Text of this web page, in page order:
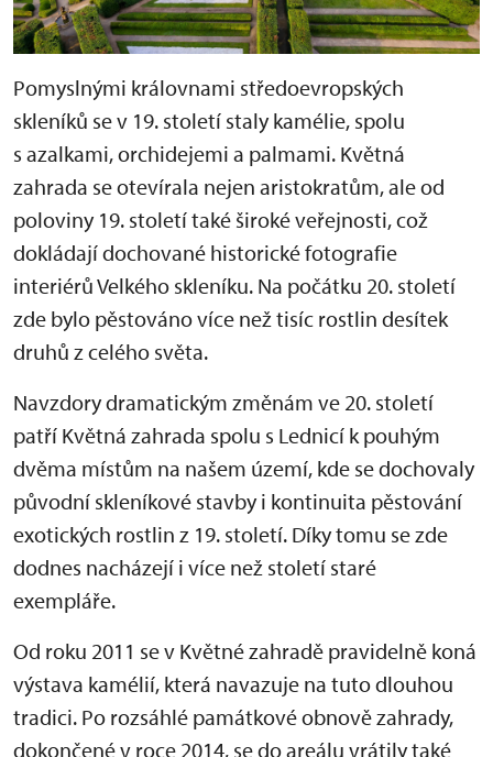
Pomyslnými královnami středoevropských
skleníků se v 19. století staly kamélie, spolu
s azalkami, orchidejemi a palmami. Květná
zahrada se otevírala nejen aristokratům, ale od
poloviny 19. století také široké veřejnosti, což
dokládají dochované historické fotografie
interiérů Velkého skleníku. Na počátku 20. století
zde bylo pěstováno více než tisíc rostlin desítek
druhů z celého světa.
Navzdory dramatickým změnám ve 20. století
patří Květná zahrada spolu s Lednicí k pouhým
dvěma místům na našem území, kde se dochovaly
původní skleníkové stavby i kontinuita pěstování
exotických rostlin z 19. století. Díky tomu se zde
dodnes nacházejí i více než století staré
exempláře.
Od roku 2011 se v Květné zahradě pravidelně koná
výstava kamélií, která navazuje na tuto dlouhou
tradici. Po rozsáhlé památkové obnově zahrady,
dokončené v roce 2014, se do areálu vrátily také